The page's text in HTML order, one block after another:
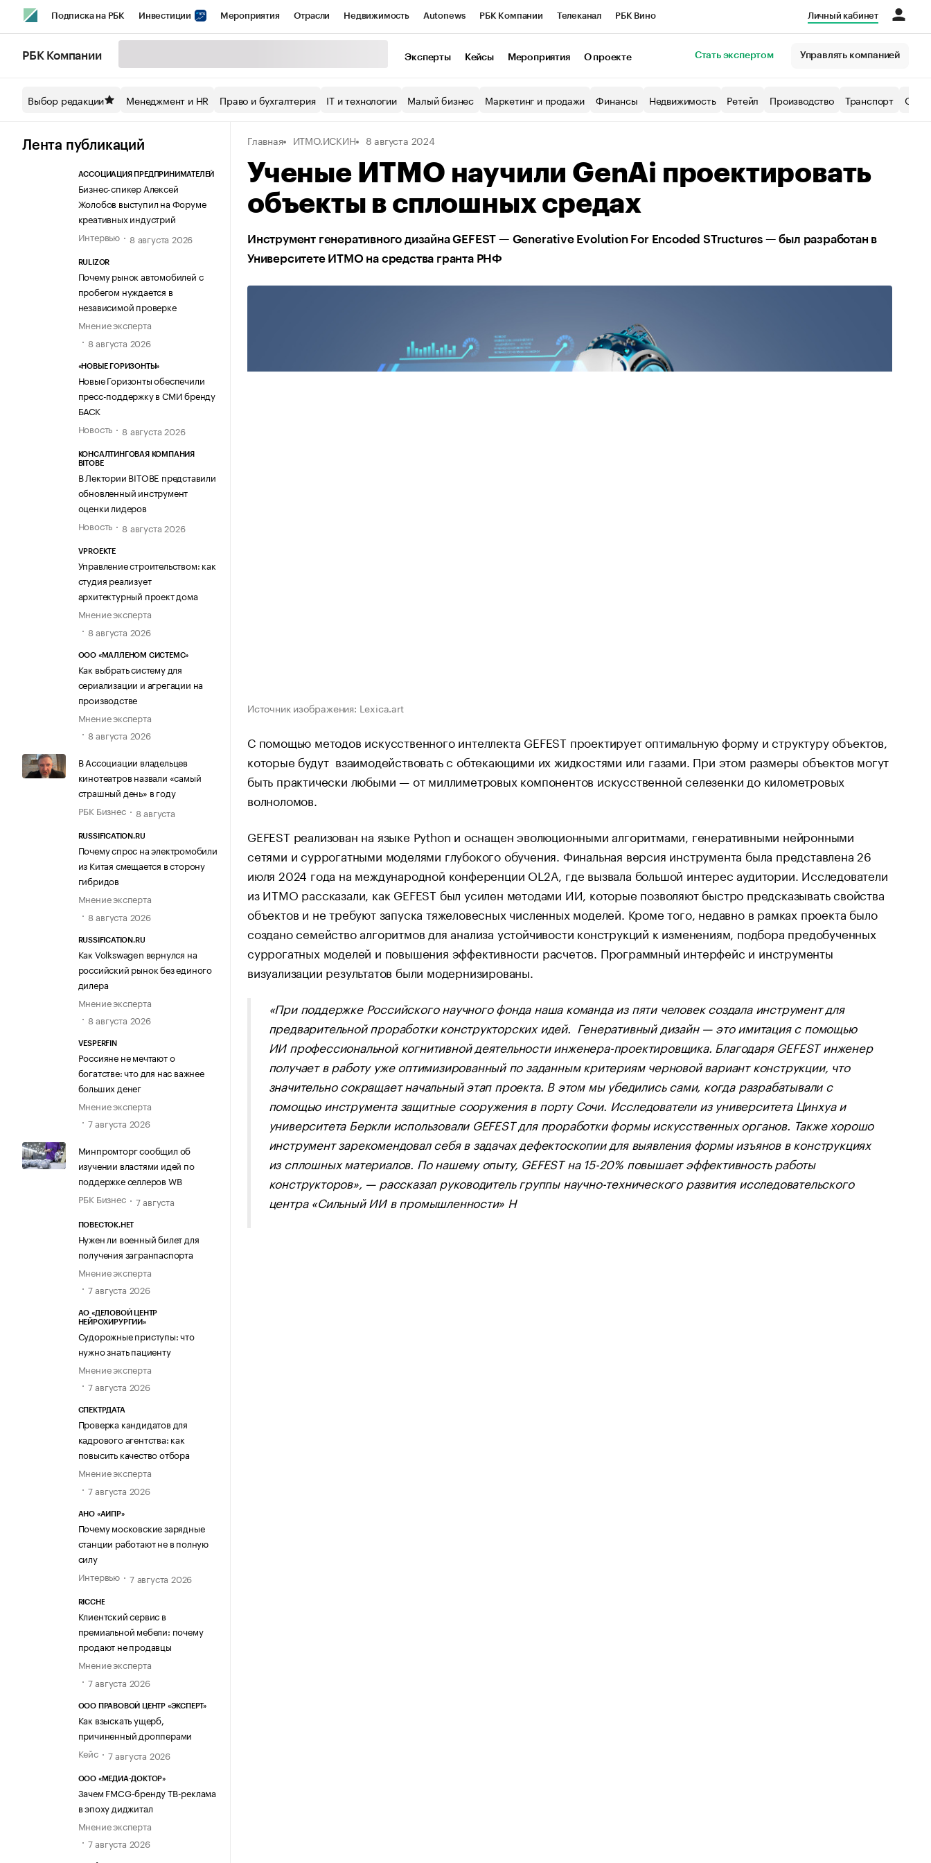
Подписка на РБК Инвестиции Мероприятия Отрасли Недвижимость Autonews РБК Компании Телеканал РБК Вино
Спецпроекты СПб Конференции СПб Спецпроекты Экономика Бизнес
Технологии и медиа Рынок наличной валюты
Личный кабинет
РБК Компании Эксперты Кейсы Мероприятия О проекте Стать экспертом Управлять компанией
Выбор редакции Менеджмент и HR Право и бухгалтерия IT и технологии Малый бизнес Маркетинг и продажи Финансы Недвижимость Ретейл Производство Транспорт
Лента публикаций
АССОЦИАЦИЯ ПРЕДПРИНИМАТЕЛЕЙ
Бизнес-спикер Алексей
Жолобов выступил на Форуме
креативных индустрий
Интервью
8 августа 2026
RULIZOR
Почему рынок автомобилей с
пробегом нуждается в
независимой проверке
Мнение эксперта
8 августа 2026
«НОВЫЕ ГОРИЗОНТЫ»
Новые Горизонты обеспечили
пресс-поддержку в СМИ бренду
БАСК
Новость
8 августа 2026
КОНСАЛТИНГОВАЯ КОМПАНИЯ
BITOBE
В Лектории BITOBE представили
обновленный инструмент
оценки лидеров
Новость
8 августа 2026
VPROEKTE
Управление строительством: как
студия реализует
архитектурный проект дома
Мнение эксперта
8 августа 2026
ООО «МАЛЛЕНОМ СИСТЕМС»
Как выбрать систему для
сериализации и агрегации на
производстве
Мнение эксперта
8 августа 2026
В Ассоциации владельцев
кинотеатров назвали «самый
страшный день» в году
РБК Бизнес
8 августа
RUSSIFICATION.RU
Почему спрос на электромобили
из Китая смещается в сторону
гибридов
Мнение эксперта
8 августа 2026
RUSSIFICATION.RU
Как Volkswagen вернулся на
российский рынок без единого
дилера
Мнение эксперта
8 августа 2026
VESPERFIN
Россияне не мечтают о
богатстве: что для нас важнее
больших денег
Мнение эксперта
7 августа 2026
Минпромторг сообщил об
изучении властями идей по
поддержке селлеров WB
РБК Бизнес
7 августа
ПОВЕСТОК.НЕТ
Нужен ли военный билет для
получения загранпаспорта
Мнение эксперта
7 августа 2026
АО «ДЕЛОВОЙ ЦЕНТР
НЕЙРОХИРУРГИИ»
Судорожные приступы: что
нужно знать пациенту
Мнение эксперта
7 августа 2026
СПЕКТРДАТА
Проверка кандидатов для
кадрового агентства: как
повысить качество отбора
Мнение эксперта
7 августа 2026
АНО «АИПР»
Почему московские зарядные
станции работают не в полную
силу
Интервью
7 августа 2026
RICCHE
Клиентский сервис в
премиальной мебели: почему
продают не продавцы
Мнение эксперта
7 августа 2026
ООО ПРАВОВОЙ ЦЕНТР «ЭКСПЕРТ»
Как взыскать ущерб,
причиненный дропперами
Кейс
7 августа 2026
ООО «МЕДИА-ДОКТОР»
Зачем FMCG-бренду ТВ-реклама
в эпоху диджитал
Мнение эксперта
7 августа 2026
Главная ИТМО.ИСКИН 8 августа 2024
Ученые ИТМО научили GenAi проектировать
объекты в сплошных средах
Инструмент генеративного дизайна GEFEST — Generative Evolution For Encoded STructures — был разработан в
Университете ИТМО на средства гранта РНФ
Источник изображения: Lexica.art
С помощью методов искусственного интеллекта GEFEST проектирует оптимальную форму и структуру объектов,
которые будут взаимодействовать с обтекающими их жидкостями или газами. При этом размеры объектов могут
быть практически любыми — от миллиметровых компонентов искусственной селезенки до километровых
волноломов.
GEFEST реализован на языке Python и оснащен эволюционными алгоритмами, генеративными нейронными
сетями и суррогатными моделями глубокого обучения. Финальная версия инструмента была представлена 26
июля 2024 года на международной конференции OL2A, где вызвала большой интерес аудитории. Исследователи
из ИТМО рассказали, как GEFEST был усилен методами ИИ, которые позволяют быстро предсказывать свойства
объектов и не требуют запуска тяжеловесных численных моделей. Кроме того, недавно в рамках проекта было
создано семейство алгоритмов для анализа устойчивости конструкций к изменениям, подбора предобученных
суррогатных моделей и повышения эффективности расчетов. Программный интерфейс и инструменты
визуализации результатов были модернизированы.
«При поддержке Российского научного фонда наша команда из пяти человек создала инструмент для
предварительной проработки конструкторских идей. Генеративный дизайн — это имитация с помощью
ИИ профессиональной когнитивной деятельности инженера-проектировщика. Благодаря GEFEST инженер
получает в работу уже оптимизированный по заданным критериям черновой вариант конструкции, что
значительно сокращает начальный этап проекта. В этом мы убедились сами, когда разрабатывали с
помощью инструмента защитные сооружения в порту Сочи. Исследователи из университета Цинхуа и
университета Беркли использовали GEFEST для проработки формы искусственных органов. Также хорошо
инструмент зарекомендовал себя в задачах дефектоскопии для выявления формы изъянов в конструкциях
из сплошных материалов. По нашему опыту, GEFEST на 15-20% повышает эффективность работы
конструкторов», — рассказал руководитель группы научно-технического развития исследовательского
центра «Сильный ИИ в промышленности» Н